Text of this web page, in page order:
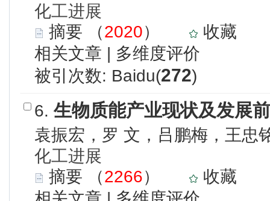
化工进展
摘要 （2020）
收藏
相关文章 | 多维度评价
被引次数: Baidu(272)
6. 生物质能产业现状及发展
袁振宏，罗 文，吕鹏梅，王忠
化工进展
摘要 （2266）
收藏